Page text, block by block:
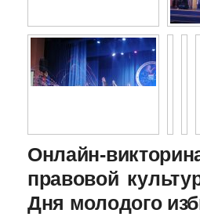
Онлайн-
правовой
Дня молодого